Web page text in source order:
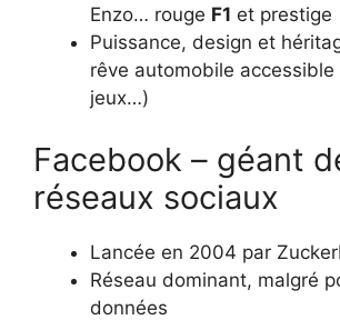
Enzo… rouge F1 et prestige
Puissance, design et
rêve automobile accessible
jeux…)
Facebook – géant
réseaux sociaux
Lancée en 2004 par
Réseau dominant, malgré
données